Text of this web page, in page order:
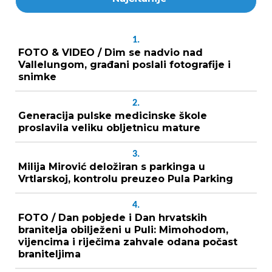
1.
FOTO & VIDEO / Dim se nadvio nad
Vallelungom, građani poslali fotografije i
snimke
2.
Generacija pulske medicinske škole
proslavila veliku obljetnicu mature
3.
Milija Mirović deložiran s parkinga u
Vrtlarskoj, kontrolu preuzeo Pula Parking
4.
FOTO / Dan pobjede i Dan hrvatskih
branitelja obilježeni u Puli: Mimohodom,
vijencima i riječima zahvale odana počast
braniteljima